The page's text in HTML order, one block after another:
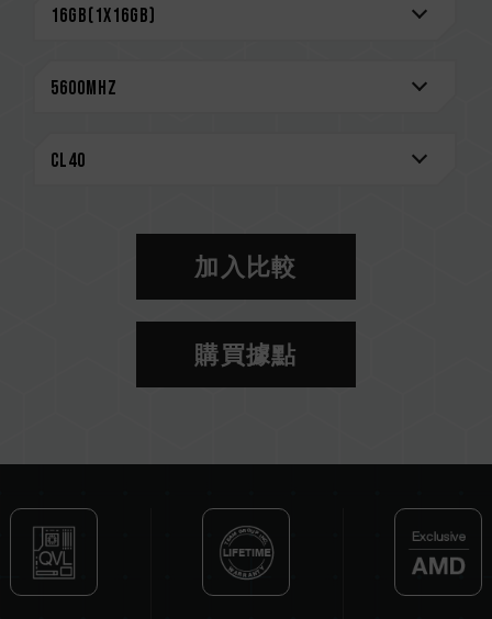
相容平台完整資訊，可至
進一步了
相容性列表。
系統不穩定或不開機。
CPU 記憶體控制器(IMC)的體質以及當前使用的
主機板 BIOS 版本皆可能會影響記憶體運作頻率。
記憶體的最終運行頻率取決於系統 BIOS 設定及主
如 DDR5-4800 (或更低)。此為正常行為，並非
XMP 3.0 / EXPO 需由使用者手動啟用，部分主
機板可能無法達到標示頻率，最終運行頻率受限於
系統設定。
超頻行為（如啟用 XMP / EXPO 設定）屬於非
加入比較
購買據點